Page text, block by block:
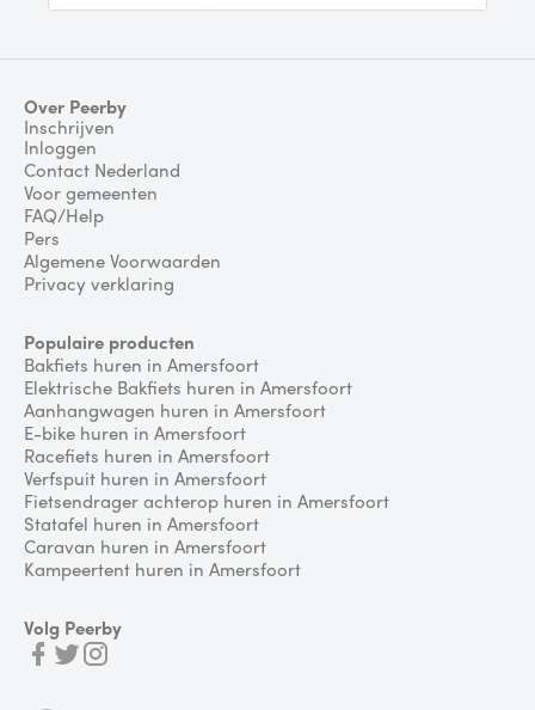
Over Peerby
Inschrijven
Inloggen
Contact Nederland
Voor gemeenten
FAQ/Help
Pers
Algemene Voorwaarden
Privacy verklaring
Populaire producten
Bakfiets huren in Amersfoort
Elektrische Bakfiets huren in Amersfoort
Aanhangwagen huren in Amersfoort
E-bike huren in Amersfoort
Racefiets huren in Amersfoort
Verfspuit huren in Amersfoort
Fietsendrager achterop huren in Amersfoort
Statafel huren in Amersfoort
Caravan huren in Amersfoort
Kampeertent huren in Amersfoort
Volg Peerby